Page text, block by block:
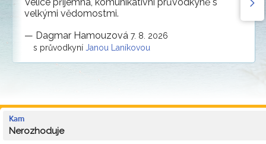
velkými vědomostmi.
— Dagmar Hamouzová 7. 8. 2026
s průvodkyní Janou Laníkovou
Kam
Nerozhoduje